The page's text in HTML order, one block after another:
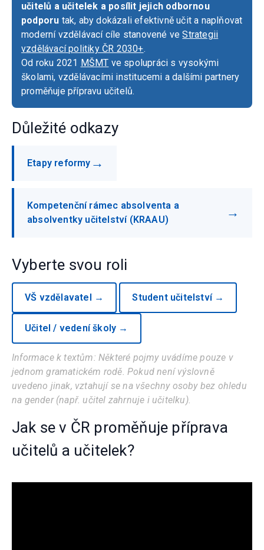
učitelů a učitelek a posílit jejich odbornou
podporu tak, aby dokázali efektivně učit a naplňovat
moderní vzdělávací cíle stanovené veStrategii
vzdělávací politiky ČR 2030+.
Od roku 2021 MŠMT ve spolupráci s vysokými
školami, vzdělávacími institucemi a dalšími partnery
proměňuje přípravu učitelů.
Důležité odkazy
Etapy reformy →
Kompetenční rámec absolventa a
absolventky učitelství (KRAAU)
→
Vyberte svou roli
VŠ vzdělavatel → Student učitelství →
Učitel / vedení školy →
Informace k textům: Některé pojmy uvádíme pouze v
jednom gramatickém rodě. Pokud není výslovně
uvedeno jinak, vztahují se na všechny osoby bez ohledu
na gender (např. učitel zahrnuje i učitelku).
Jak se v ČR proměňuje příprava
učitelů a učitelek?